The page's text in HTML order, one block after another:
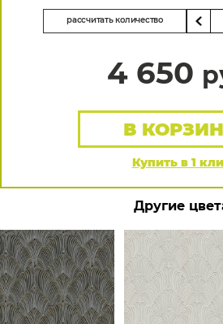
рассчитать количество
4 650
Купить в 1
В
Другие